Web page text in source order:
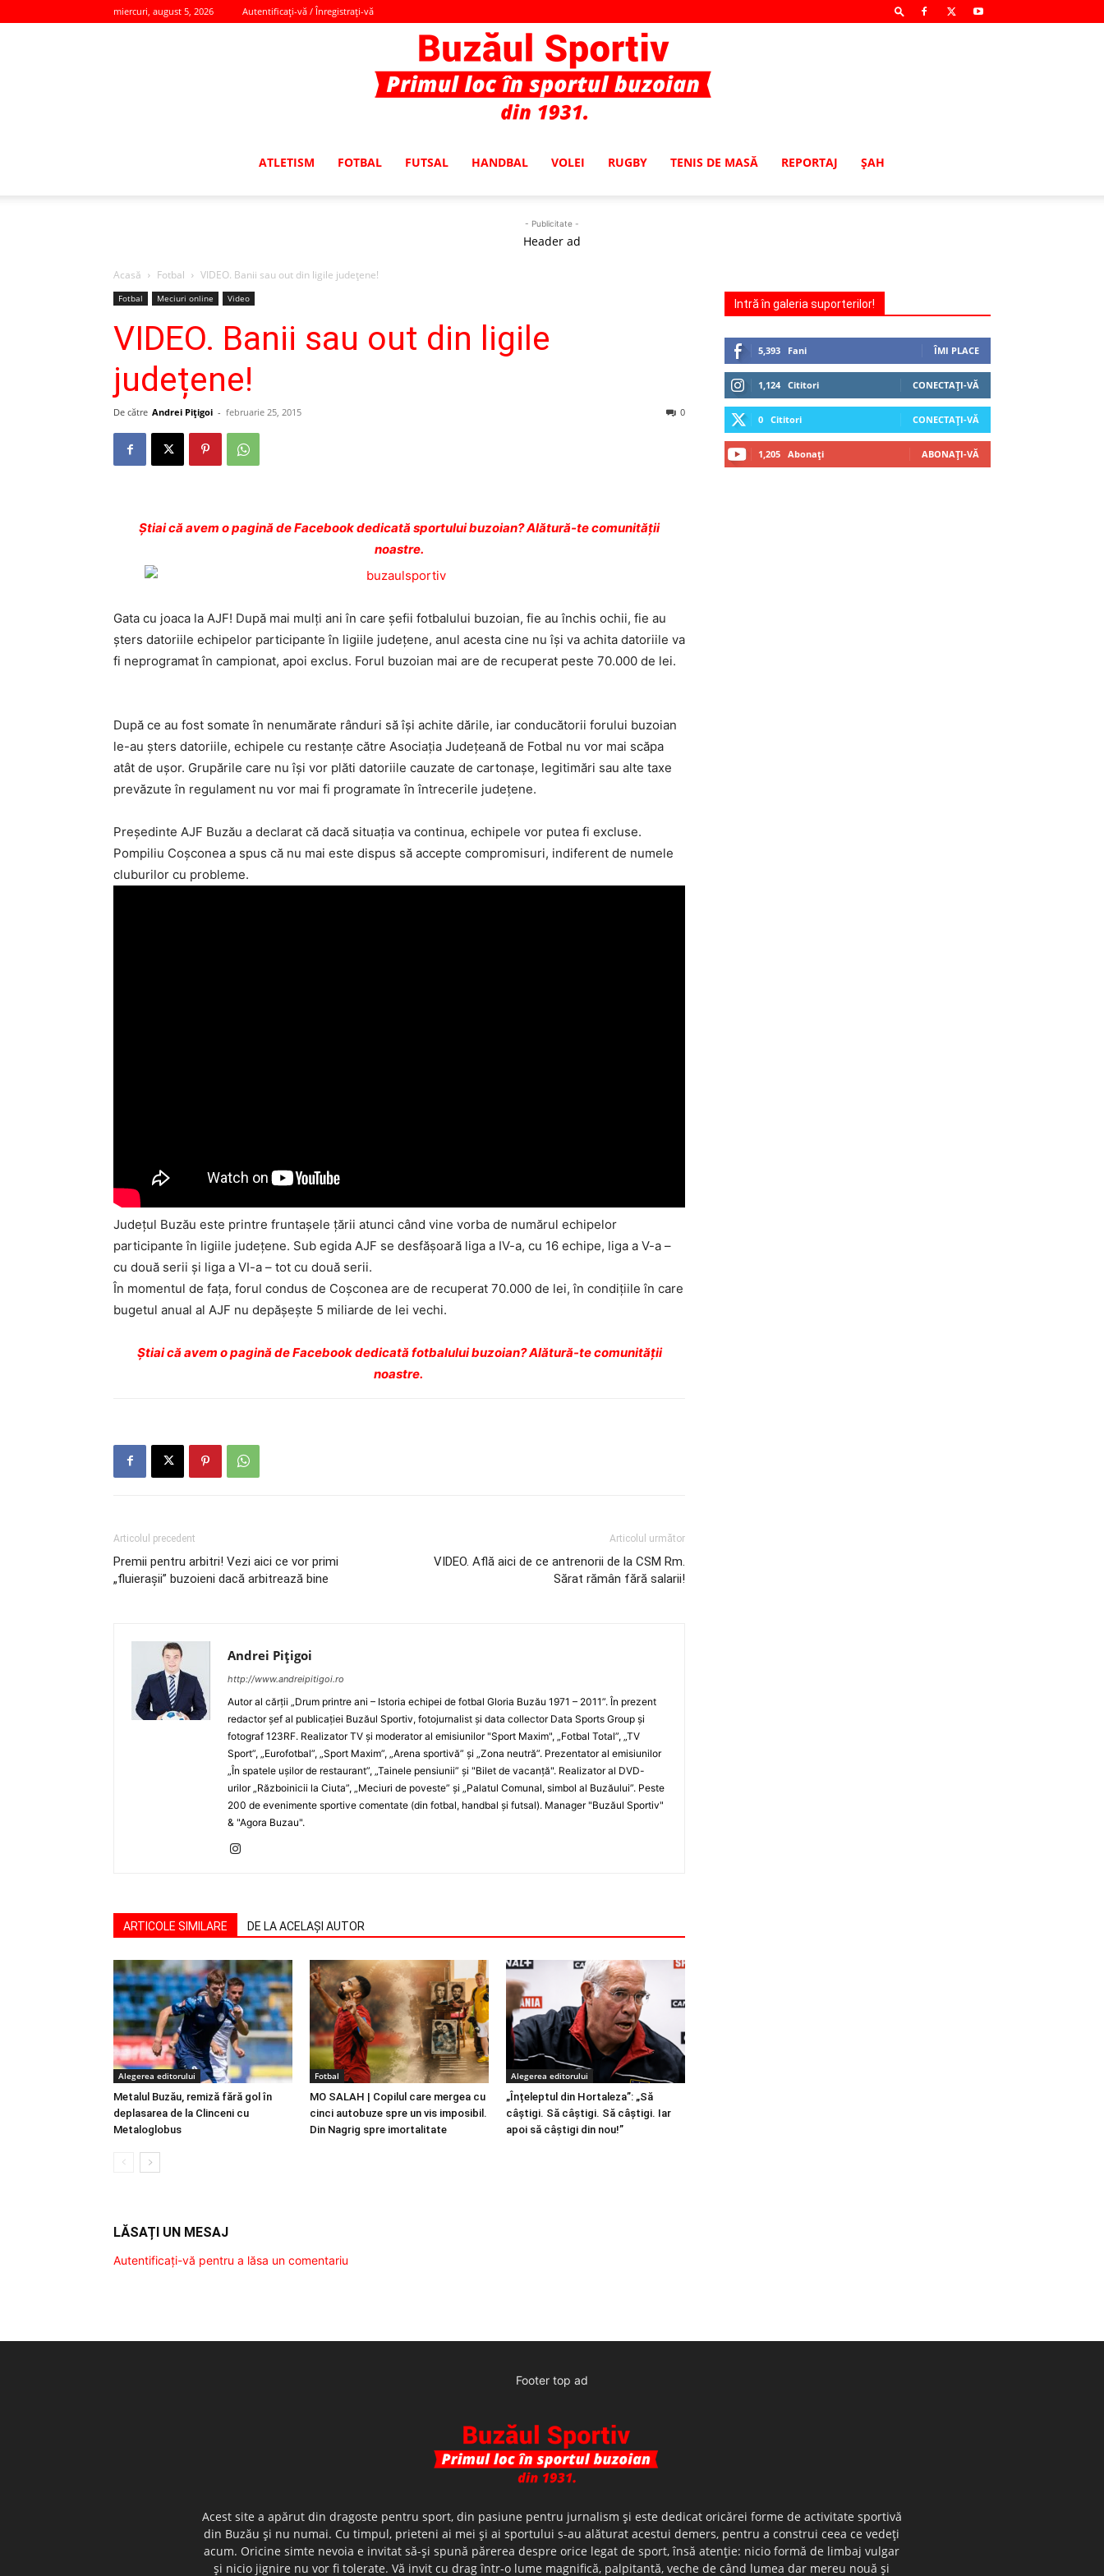
miercuri, august 5, 2026 Autentificați-vă / Înregistrați-vă
ATLETISM FOTBAL FUTSAL HANDBAL VOLEI RUGBY TENIS DE MASĂ REPORTAJ ŞAH
- Publicitate -
Header ad
Acasă Fotbal VIDEO. Banii sau out din ligile județene!
Fotbal Meciuri online Video
VIDEO. Banii sau out din ligile
județene!
De către Andrei Pițigoi - februarie 25, 2015 0
Ştiai că avem o pagină de Facebook dedicată sportului buzoian? Alătură-te comunității
noastre.
Gata cu joaca la AJF! După mai mulţi ani în care şefii fotbalului buzoian, fie au închis ochii, fie au
şters datoriile echipelor participante în ligiile judeţene, anul acesta cine nu îşi va achita datoriile va
fi neprogramat în campionat, apoi exclus. Forul buzoian mai are de recuperat peste 70.000 de lei.
După ce au fost somate în nenumărate rânduri să îşi achite dările, iar conducătorii forului buzoian
le-au şters datoriile, echipele cu restanţe către Asociaţia Judeţeană de Fotbal nu vor mai scăpa
atât de uşor. Grupările care nu îşi vor plăti datoriile cauzate de cartonaşe, legitimări sau alte taxe
prevăzute în regulament nu vor mai fi programate în întrecerile judeţene.
Preşedinte AJF Buzău a declarat că dacă situaţia va continua, echipele vor putea fi excluse.
Pompiliu Coşconea a spus că nu mai este dispus să accepte compromisuri, indiferent de numele
cluburilor cu probleme.
Judeţul Buzău este printre fruntaşele ţării atunci când vine vorba de numărul echipelor
participante în ligiile judeţene. Sub egida AJF se desfăşoară liga a IV-a, cu 16 echipe, liga a V-a –
cu două serii şi liga a VI-a – tot cu două serii.
În momentul de faţa, forul condus de Coşconea are de recuperat 70.000 de lei, în condiţiile în care
bugetul anual al AJF nu depăşeşte 5 miliarde de lei vechi.
Ştiai că avem o pagină de Facebook dedicată fotbalului buzoian? Alătură-te comunității
noastre.
Articolul precedent
Premii pentru arbitri! Vezi aici ce vor primi
„fluieraşii” buzoieni dacă arbitrează bine
Articolul următor
VIDEO. Află aici de ce antrenorii de la CSM Rm.
Sărat rămân fără salarii!
Andrei Pițigoi
http://www.andreipitigoi.ro
Autor al cărţii „Drum printre ani – Istoria echipei de fotbal Gloria Buzău 1971 – 2011”. În prezent
redactor şef al publicaţiei Buzăul Sportiv, fotojurnalist şi data collector Data Sports Group şi
fotograf 123RF. Realizator TV şi moderator al emisiunilor "Sport Maxim", „Fotbal Total”, „TV
Sport”, „Eurofotbal”, „Sport Maxim”, „Arena sportivă” şi „Zona neutră”. Prezentator al emisiunilor
„În spatele uşilor de restaurant”, „Tainele pensiunii” şi "Bilet de vacanţă". Realizator al DVD-
urilor „Războinicii la Ciuta”, „Meciuri de poveste” şi „Palatul Comunal, simbol al Buzăului”. Peste
200 de evenimente sportive comentate (din fotbal, handbal şi futsal). Manager "Buzăul Sportiv"
& "Agora Buzau".
ARTICOLE SIMILARE DE LA ACELAȘI AUTOR
Alegerea editorului
Metalul Buzău, remiză fără gol în
deplasarea de la Clinceni cu
Metaloglobus
Fotbal
MO SALAH | Copilul care mergea cu
cinci autobuze spre un vis imposibil.
Din Nagrig spre imortalitate
Alegerea editorului
„Înțeleptul din Hortaleza”: „Să
câștigi. Să câștigi. Să câștigi. Iar
apoi să câștigi din nou!”
LĂSAȚI UN MESAJ
Autentificați-vă pentru a lăsa un comentariu
Intră în galeria suporterilor!
5,393 Fani ÎMI PLACE
1,124 Cititori CONECTAȚI-VĂ
0 Cititori CONECTAȚI-VĂ
1,205 Abonați ABONAȚI-VĂ
Footer top ad
Acest site a apărut din dragoste pentru sport, din pasiune pentru jurnalism şi este dedicat oricărei forme de activitate sportivă
din Buzău şi nu numai. Cu timpul, prieteni ai mei şi ai sportului s-au alăturat acestui demers, pentru a construi ceea ce vedeţi
acum. Oricine simte nevoia e invitat să-şi spună părerea despre orice legat de sport, însă atenţie: nicio formă de limbaj vulgar
şi nicio jignire nu vor fi tolerate. Vă invit cu drag într-o lume magnifică, palpitantă, veche de când lumea dar mereu nouă şi